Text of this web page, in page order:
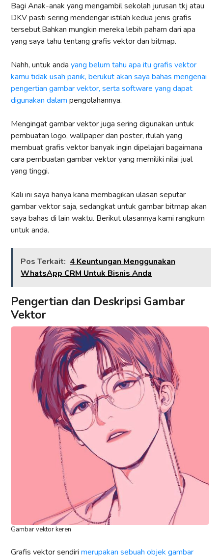
Bagi Anak-anak yang mengambil sekolah jurusan tkj atau
DKV pasti sering mendengar istilah kedua jenis grafis
tersebut,Bahkan mungkin mereka lebih paham dari apa
yang saya tahu tentang grafis vektor dan bitmap.
Nahh, untuk anda yang belum tahu apa itu grafis vektor
kamu tidak usah panik, berukut akan saya bahas mengenai
pengertian gambar vektor, serta software yang dapat
digunakan dalam pengolahannya.
Mengingat gambar vektor juga sering digunakan untuk
pembuatan logo, wallpaper dan poster, itulah yang
membuat grafis vektor banyak ingin dipelajari bagaimana
cara pembuatan gambar vektor yang memiliki nilai jual
yang tinggi.
Kali ini saya hanya kana membagikan ulasan seputar
gambar vektor saja, sedangkat untuk gambar bitmap akan
saya bahas di lain waktu. Berikut ulasannya kami rangkum
untuk anda.
Pos Terkait: 4 Keuntungan Menggunakan
WhatsApp CRM Untuk Bisnis Anda
Pengertian dan Deskripsi Gambar
Vektor
Gambar vektor keren
Grafis vektor sendiri merupakan sebuah objek gambar